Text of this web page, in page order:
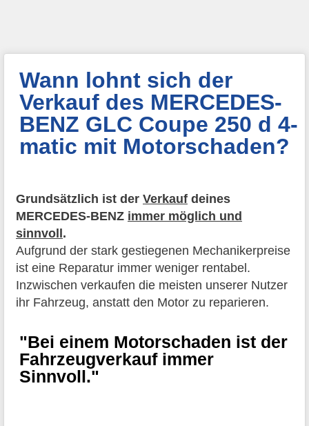
Wann lohnt sich der
Verkauf des MERCEDES-
BENZ GLC Coupe 250 d 4-
matic mit Motorschaden?
Grundsätzlich ist der Verkauf deines
MERCEDES-BENZ immer möglich und
sinnvoll .
Aufgrund der stark gestiegenen Mechanikerpreise
ist eine Reparatur immer weniger rentabel.
Inzwischen verkaufen die meisten unserer Nutzer
ihr Fahrzeug, anstatt den Motor zu reparieren.
"Bei einem Motorschaden ist der
Fahrzeugverkauf immer
Sinnvoll."